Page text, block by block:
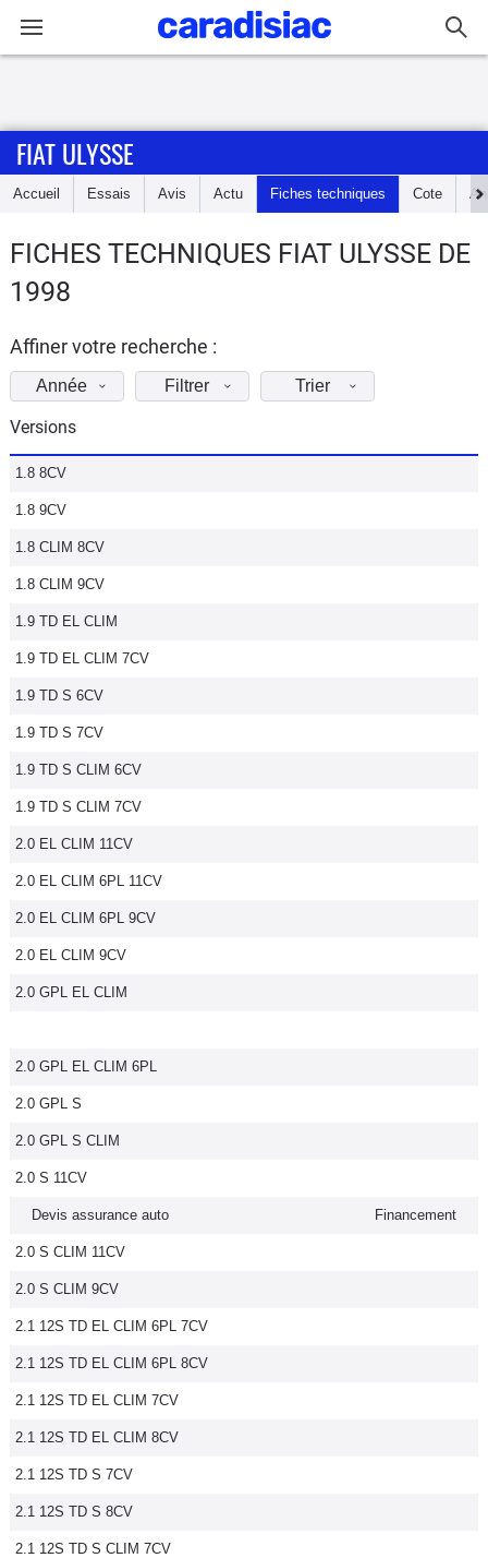
Accueil
Essais
d'achat
Electriques
Utilitaires
Flottes
Auto
Services
Forum
Marques
FIAT ULYSSE
Accueil Essais Avis Actu Fiches techniques Cote
FICHES TECHNIQUES FIAT ULYSSE DE
1998
Affiner votre recherche :
Année Filtrer Trier
Versions
1.8 8CV
1.8 9CV
1.8 CLIM 8CV
1.8 CLIM 9CV
1.9 TD EL CLIM
1.9 TD EL CLIM 7CV
1.9 TD S 6CV
1.9 TD S 7CV
1.9 TD S CLIM 6CV
1.9 TD S CLIM 7CV
2.0 EL CLIM 11CV
2.0 EL CLIM 6PL 11CV
2.0 EL CLIM 6PL 9CV
2.0 EL CLIM 9CV
2.0 GPL EL CLIM
2.0 GPL EL CLIM 6PL
2.0 GPL S
2.0 GPL S CLIM
2.0 S 11CV
Devis assurance auto Financement
2.0 S CLIM 11CV
2.0 S CLIM 9CV
2.1 12S TD EL CLIM 6PL 7CV
2.1 12S TD EL CLIM 6PL 8CV
2.1 12S TD EL CLIM 7CV
2.1 12S TD EL CLIM 8CV
2.1 12S TD S 7CV
2.1 12S TD S 8CV
2.1 12S TD S CLIM 7CV